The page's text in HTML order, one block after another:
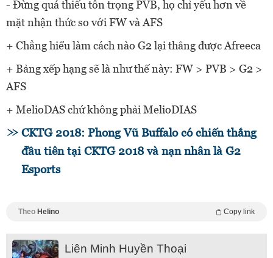
- Đừng quá thiếu tôn trọng PVB, họ chỉ yếu hơn về
mặt nhận thức so với FW và AFS
+ Chẳng hiểu làm cách nào G2 lại thắng được Afreeca
+ Bảng xếp hạng sẽ là như thế này: FW > PVB > G2 >
AFS
+ MelioDAS chứ không phải MelioDIAS
CKTG 2018: Phong Vũ Buffalo có chiến thắng
đầu tiên tại CKTG 2018 và nạn nhân là G2
Esports
Theo Helino Copy link
Liên Minh Huyền Thoại